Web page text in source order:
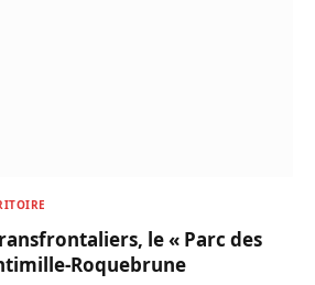
le « Parc des
Roquebrune